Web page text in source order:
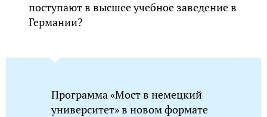
поступают в высшее учебное заведение в
Германии?
Программа «Мост в немецкий
университет» в новом формате